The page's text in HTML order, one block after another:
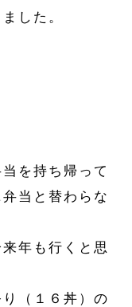
した。
を持ち帰って
当と替わらな
年も行くと思
（１６丼）の